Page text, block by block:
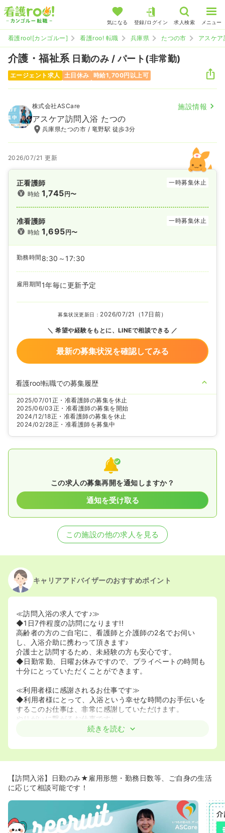
気になる 登録/ログイン 求人検索 メニュー
看護roo![カンゴルー] 看護roo! 転職 兵庫県 たつの市 アスケ
介護・福祉系 日勤のみ / パート(非常勤)
エージェント求人 土日休み 時給1,700円以上可
株式会社ASCare 施設情報
アスケア訪問入浴 たつの
兵庫県たつの市 / 竜野駅 徒歩3分
2026/07/21 更新
正看護師
一時募集休止
時給1,745円〜
准看護師
一時募集休止
時給1,695円〜
勤務時間 8:30～17:30
雇用期間 1年毎に更新予定
募集状況更新日： 2026/07/21（17日前）
希望や経験をもとに、LINEで相談できる
最新の募集状況を確認してみる
看護roo!転職での募集履歴
2025/07/01 正・准看護師の募集を休止
2025/06/03正・准看護師の募集を開始
2024/12/18正・准看護師の募集を休止
2024/02/28正・准看護師を募集中
この求人の募集再開を通知しますか？
通知を受け取る
この施設の他の求人を見る
キャリアアドバイザーのおすすめポイント
≪訪問入浴の求人です♪≫
◆1日7件程度の訪問になります!!
高齢者の方のご自宅に、看護師と介護師の2名でお伺い
し、入浴介助に携わって頂きます♪
介護士と訪問するため、未経験の方も安心です。
◆日勤常勤、日曜お休みですので、プライベートの時間も
十分にとっていただくことができます。
≪利用者様に感謝されるお仕事です≫
◆利用者様にとって、入浴という幸せな時間のお手伝いを
するこのお仕事は、非常に感謝していただけます。
やりがいに繋がるお仕事です♪
◆ひとりひとりと時間をかけて、接することができるお仕
続きを読む
【訪問入浴】日勤のみ★雇用形態・勤務日数等、ご自身の生活
に応じて相談可能です！